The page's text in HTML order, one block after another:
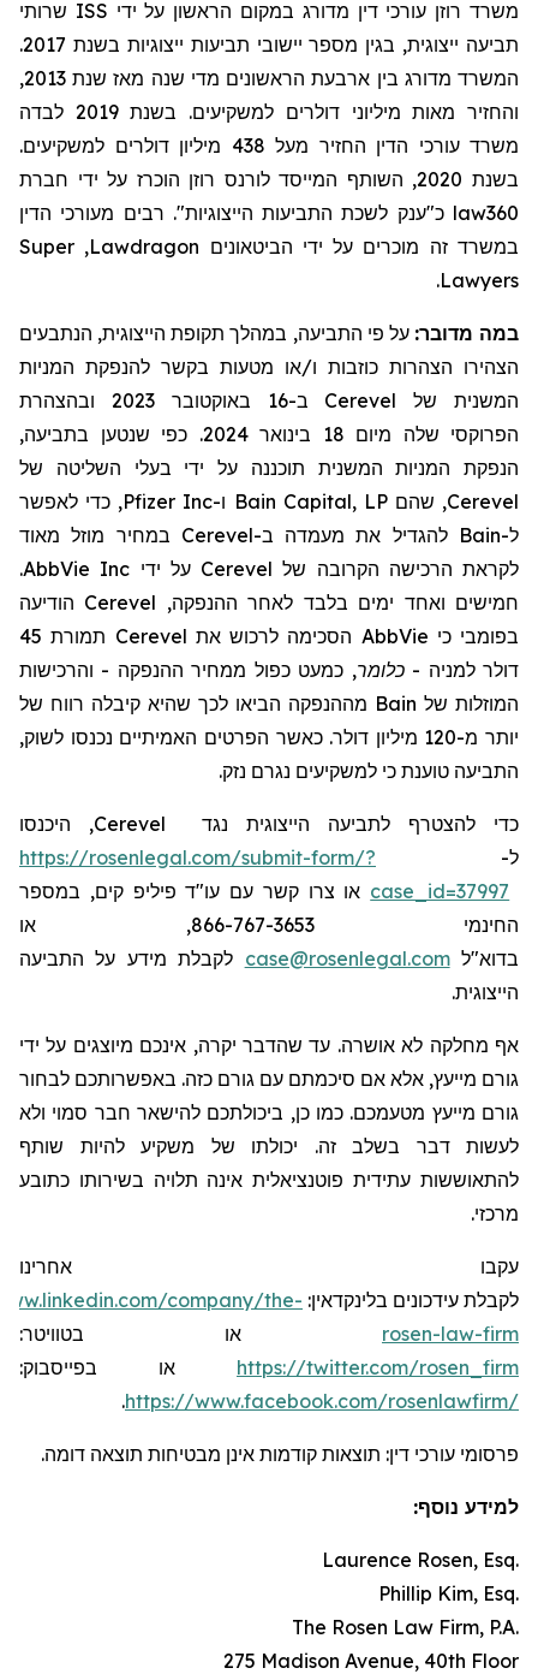
משרד רוזן עורכי דין מדורג במקום הראשון על ידי ISS שרותי
תביעה ייצוגית, בגין מספר יישובי תביעות ייצוגיות בשנת 2017.
המשרד מדורג בין ארבעת הראשונים מדי שנה מאז שנת 2013,
והחזיר מאות מיליוני דולרים למשקיעים. בשנת 2019 לבדה
משרד עורכי הדין החזיר מעל
438 מיליון דולרים למשקיעים.
בשנת 2020, השותף המייסד לורנס רוזן הוכרז על ידי חברת
law360 כ"ענק לשכת התביעות הייצוגיות". רבים מעורכי הדין
במשרד זה מוכרים על ידי הביטאונים Lawdragon
,
Super
Lawyers
.
במה מדובר: על פי התביעה, במהלך תקופת הייצוגית, הנתבעים
הצהירו הצהרות כוזבות ו/או מטעות בקשר להנפקת המניות
המשנית של Cerevel ב-16 באוקטובר 2023 ובהצהרת
הפרוקסי שלה מיום 18 בינואר 2024. כפי שנטען
בתביעה,
הנפקת המניות המשנית תוכננה על ידי בעלי השליטה של
Cerevel
, שהם
Bain Capital, LP ו-Pfizer Inc, כדי לאפשר
ל-Bain להגדיל את מעמדה ב-Cerevel במחיר מוזל מאוד
לקראת הרכישה הקרובה של Cerevel על ידי AbbVie Inc
.
חמישים ואחד
ימים בלבד לאחר ההנפקה, Cerevel הודיעה
בפומבי כי AbbVie הסכימה לרכוש את Cerevel תמורת 45
דולר למניה -כלומר, כמעט כפול ממחיר ההנפקה - והרכישות
המוזלות של Bain מההנפקה הביאו
לכך שהיא קיבלה רווח של
יותר מ-120 מיליון דולר. כאשר הפרטים האמיתיים נכנסו לשוק,
התביעה טוענת כי למשקיעים נגרם נזק.
כדי להצטרף לתביעה הייצוגית נגד Cerevel, היכנסו
ל- https://rosenlegal.com/submit-form/?
case_id=37997 או צרו קשר עם עו"ד פיליפ קים, במספר
החינמי 866-767-3653, או
בדוא"לcase@rosenlegal.com לקבלת מידע על התביעה
הייצוגית.
אף מחלקה לא אושרה. עד שהדבר יקרה, אינכם מיוצגים על ידי
גורם מייעץ, אלא אם סיכמתם עם גורם כזה. באפשרותכם לבחור
גורם מייעץ מטעמכם. כמו כן, ביכולתכם להישאר חבר סמוי ולא
לעשות דבר בשלב זה. יכולתו של משקיע להיות שותף
להתאוששות עתידית פוטנציאלית אינה תלויה בשירותו כתובע
מרכזי.
עקבו אחרינו
לקבלת עידכונים בלינקדאין: company/the-
rosen-law-firm
או בטוויטר:
https://twitter.com/rosen_firm או בפייסבוק:
https://www.facebook.com/rosenlawfirm/
.
פרסומי עורכי דין: תוצאות קודמות אינן מבטיחות תוצאה דומה.
למידע נוסף:
Laurence Rosen, Esq.
Phillip Kim, Esq.
The Rosen Law Firm, P.A.
275 Madison Avenue, 40th Floor